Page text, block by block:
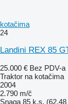
kotačima
24
Landini REX 85
25.000 € Bez PDV-a
Traktor na kotačima
2004
2.790 m/č
Snaga 85 k.s.